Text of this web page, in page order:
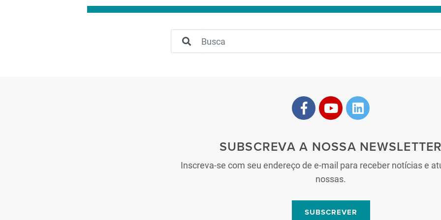
SUBSCREVA A NOSSA NEWSLETTER
Inscreva-se com seu endereço de e-mail para receber notícias e
nossas.
SUBSCREVER